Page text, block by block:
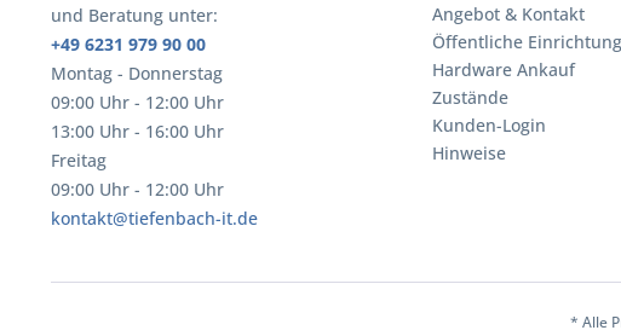
und Beratung unter:
+49 6231 979 90 00
Montag - Donnerstag
09:00 Uhr - 12:00 Uhr
13:00 Uhr - 16:00 Uhr
Freitag
09:00 Uhr - 12:00 Uhr
kontakt@tiefenbach-it.de
Angebot & Kontakt
Öffentliche
Hardware Ankauf
Zustände
Kunden-Login
Hinweise
* Alle